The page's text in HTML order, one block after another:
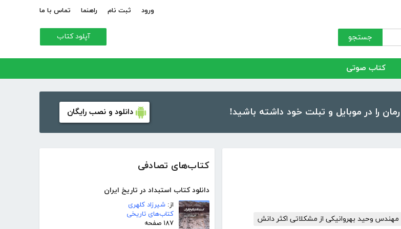
ورود ثبت نام راهنما تماس با ما
جستجو آپلود کتاب
کتاب صوتی
دانلود و نصب رایگان
کتاب‌های تصادفی
دانلود کتاب استبداد در تاریخ ایران
از: شیرزاد کلهری
کتاب‌های تاریخی
۱۸۷ صفحه
مهندس وحید بهروانیکی از مشکلاتی اکثر دانش